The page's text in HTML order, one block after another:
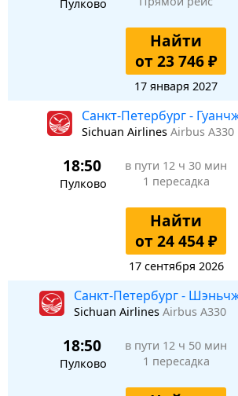
Пулково
Найти
от 23 746 ₽
17 января 2027
Санкт-Петербург -
Sichuan Airlines Airbus A330
18:50
Пулково
в пути 12 ч 30 мин
1 пересадка
Найти
от 24 454 ₽
17 сентября 2026
Санкт-Петербург -
Sichuan Airlines Airbus A330
18:50
Пулково
в пути 12 ч 50 мин
1 пересадка